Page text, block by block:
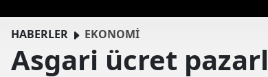
HABERLER EKONOMİ
Asgari ücret